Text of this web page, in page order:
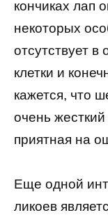
кончиках лап
некоторых
отсутствует в
клетки и
кажется, что
очень
приятная на
Еще одной
ликоев